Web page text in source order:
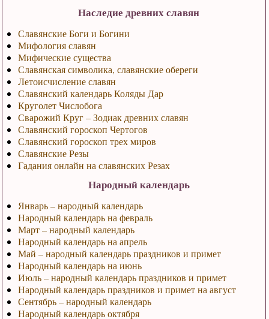
Наследие древних славян
Славянские Боги и Богини
Мифология славян
Мифические существа
Славянская символика, славянские обереги
Летоисчисление славян
Славянский календарь Коляды Дар
Круголет Числобога
Сварожий Круг – Зодиак древних славян
Славянский гороскоп Чертогов
Славянский гороскоп трех миров
Славянские Резы
Гадания онлайн на славянских Резах
Народный календарь
Январь – народный календарь
Народный календарь на февраль
Март – народный календарь
Народный календарь на апрель
Май – народный календарь праздников и примет
Народный календарь на июнь
Июль – народный календарь праздников и примет
Народный календарь праздников и примет на август
Сентябрь – народный календарь
Народный календарь октября